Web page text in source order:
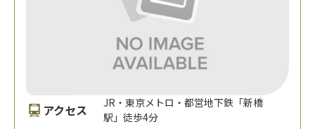
アクセス
JR・東京メトロ・都営地下鉄「新橋
駅」徒歩4分